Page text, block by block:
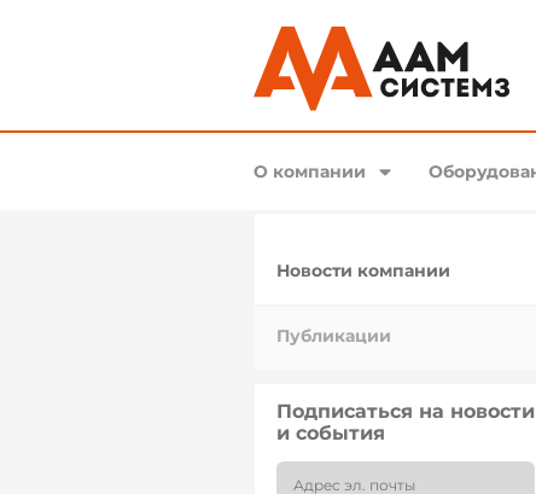
О компании
Новости компании
Публикации
Подписаться на новости
и события